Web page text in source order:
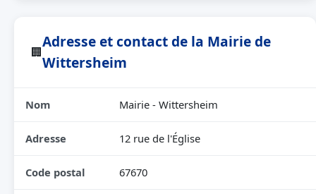
🏢
Adresse et contact de la Mairie de
Wittersheim
Nom Mairie - Wittersheim
Adresse 12 rue de l'Église
Code postal 67670